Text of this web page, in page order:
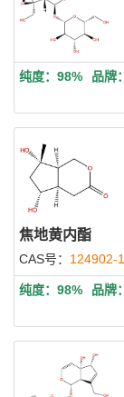
纯度：98% 品牌
焦地黄内酯
CAS号： 124902-
纯度：98% 品牌